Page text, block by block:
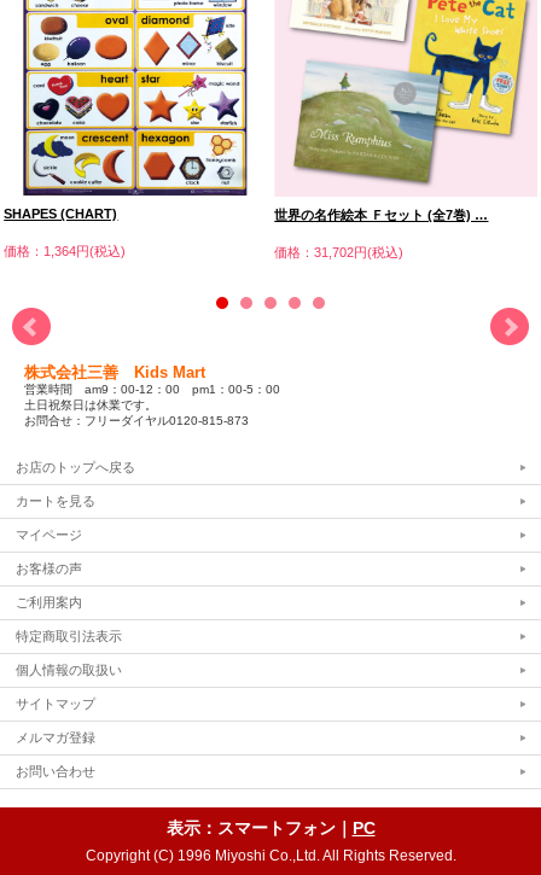
SHAPES (CHART)
価格：1,364円(税込)
世界の名作絵本 Ｆセット (全7巻) …
価格：31,702円(税込)
株式会社三善 Kids Mart
営業時間 am9：00-12：00 pm1：00-5：00
土日祝祭日は休業です。
お問合せ：フリーダイヤル0120-815-873
お店のトップへ戻る
カートを見る
マイページ
お客様の声
ご利用案内
特定商取引法表示
個人情報の取扱い
サイトマップ
メルマガ登録
お問い合わせ
表示：スマートフォン｜ PC
Copyright (C) 1996 Miyoshi Co.,Ltd. All Rights Reserved.